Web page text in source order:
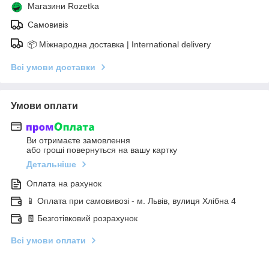
Магазини Rozetka
Самовивіз
📦 Міжнародна доставка | International delivery
Всі умови доставки
Умови оплати
Ви отримаєте замовлення
або гроші повернуться на вашу картку
Детальніше
Оплата на рахунок
📱 Оплата при самовивозі - м. Львів, вулиця Хлібна 4
🧾 Безготівковий розрахунок
Всі умови оплати